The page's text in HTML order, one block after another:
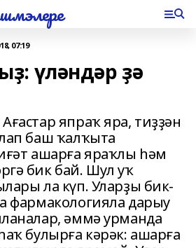
07:19
үләндәр ҙә
япраҡ яра, тиҙҙән
баш ҡалҡыта
ашар­ға яраҡлы һәм
бик бай. Шул уҡ
ла күп. Уларҙы бик-
фармакологияла дарыу
әммә урманда
булырға кәрәк: ашарға